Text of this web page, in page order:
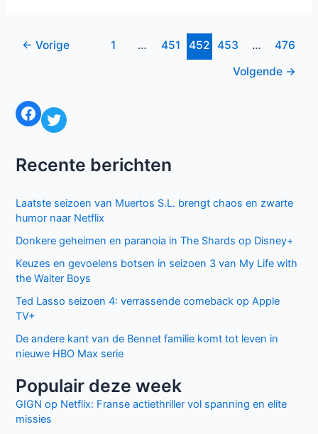
Hollow
Bericht
← Vorige 1 … 451 452 453 …
476
Volgende →
Facebook Twitter
Recente berichten
Laatste seizoen van Muertos S.L. brengt chaos en zwarte
humor naar Netflix
Donkere geheimen en paranoia in The Shards op Disney+
Keuzes en gevoelens botsen in seizoen 3 van My Life with
the Walter Boys
Ted Lasso seizoen 4: verrassende comeback op Apple
TV+
De andere kant van de Bennet familie komt tot leven in
nieuwe HBO Max serie
Populair deze week
GIGN op Netflix: Franse actiethriller vol spanning en elite
missies